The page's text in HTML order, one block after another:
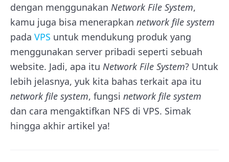
dengan menggunakan Network File System,
kamu juga bisa menerapkan network file system
pada VPS untuk mendukung produk yang
menggunakan server pribadi seperti sebuah
website. Jadi, apa itu Network File System? Untuk
lebih jelasnya, yuk kita bahas terkait apa itu
network file system, fungsi network file system
dan cara mengaktifkan NFS di VPS. Simak
hingga akhir artikel ya!